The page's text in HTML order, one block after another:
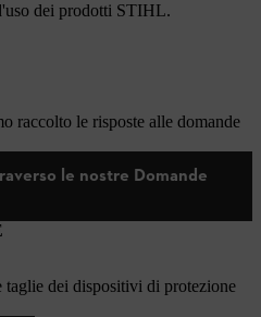
dei prodotti STIHL.
raccolto le risposte alle domande
le nostre Domande
dei dispositivi di protezione